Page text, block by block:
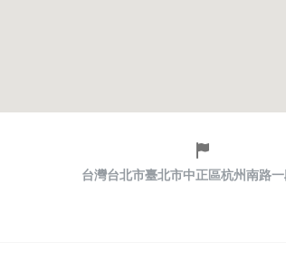
台灣台北市臺北市中正區杭州南路